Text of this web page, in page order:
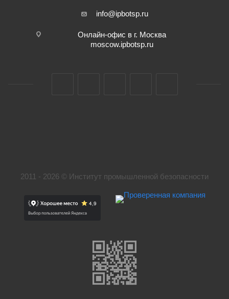
info@ipbotsp.ru
Онлайн-офис в г. Москва
moscow.ipbotsp.ru
2011 - 2026 © Институт промышленной безопасности